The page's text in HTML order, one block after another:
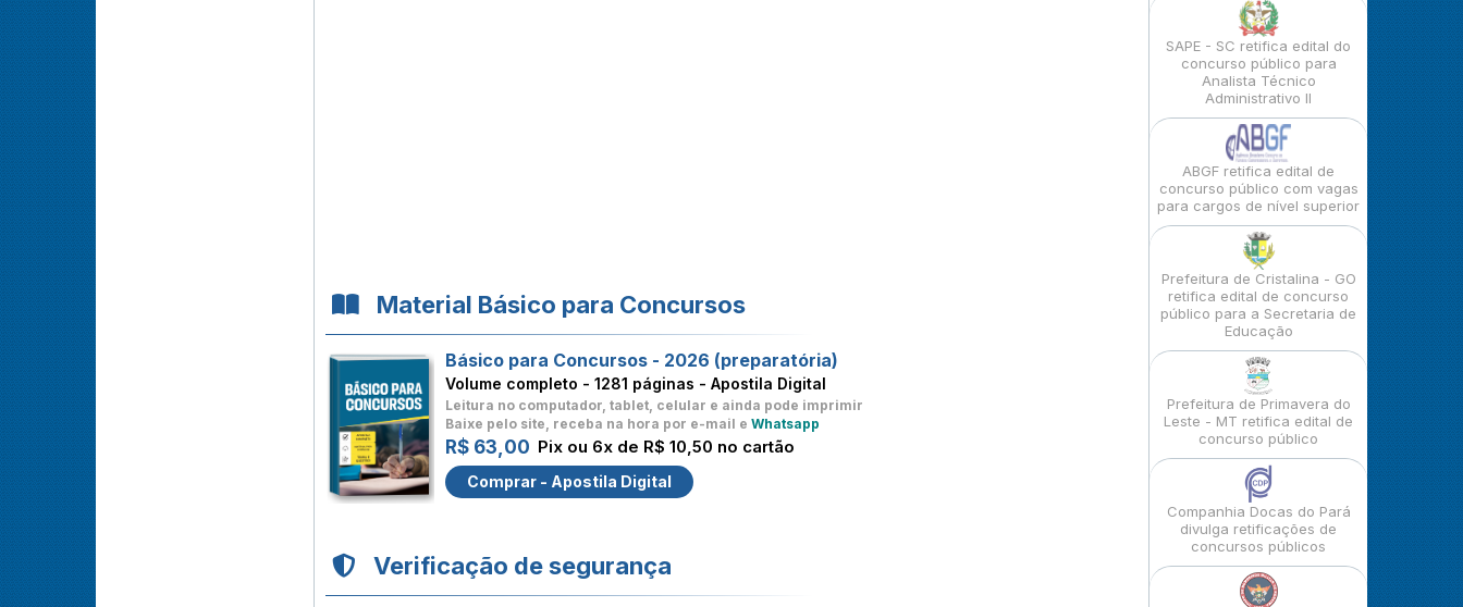
Material Básico para Concursos
Básico para Concursos - 2026 (preparatória)
Volume completo - 1281 páginas - Apostila Digital
Leitura no computador, tablet, celular e ainda pode imprimir
Baixe pelo site, receba na hora por e-mail e Whatsapp
R$ 63,00 Pix ou 6x de R$ 10,50 no cartão
Comprar - Apostila Digital
Verificação de segurança
SAPE - SC retifica edital do
concurso público para
Analista Técnico
Administrativo II
ABGF retifica edital de
concurso público com vagas
para cargos de nível superior
Prefeitura de Cristalina - GO
retifica edital de concurso
público para a Secretaria de
Educação
Prefeitura de Primavera do
Leste - MT retifica edital de
concurso público
Companhia Docas do Pará
divulga retificações de
concursos públicos